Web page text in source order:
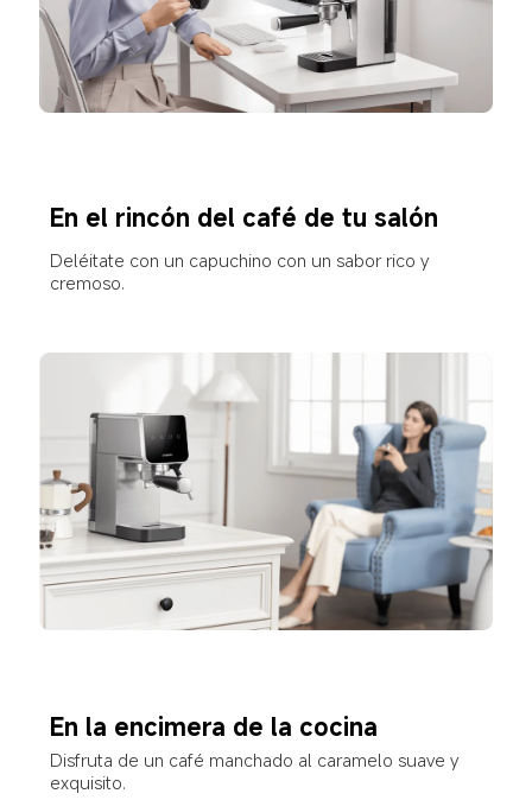
En el rincón del café de tu salón
Deléitate con un capuchino con un sabor rico y
cremoso.
En la encimera de la cocina
Disfruta de un café manchado al caramelo suave y
exquisito.